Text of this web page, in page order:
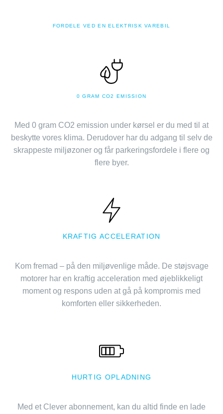
FORDELE VED EN ELEKTRISK VAREBIL
0 GRAM CO2 EMISSION
Med 0 gram CO2 emission under kørsel er du med til at
beskytte vores klima. Derudover har du adgang til selv de
skrappeste miljøzoner og får parkeringsfordele i flere og
flere byer.
KRAFTIG ACCELERATION
Kom fremad – på den miljøvenlige måde. De støjsvage
motorer har en kraftig acceleration med øjeblikkeligt
moment og respons uden at gå på kompromis med
komforten eller sikkerheden.
HURTIG OPLADNING
Med et Clever abonnement, kan du altid finde en lade